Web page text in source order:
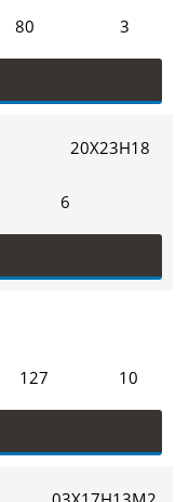
80 3
20Х23Н18
6
127 10